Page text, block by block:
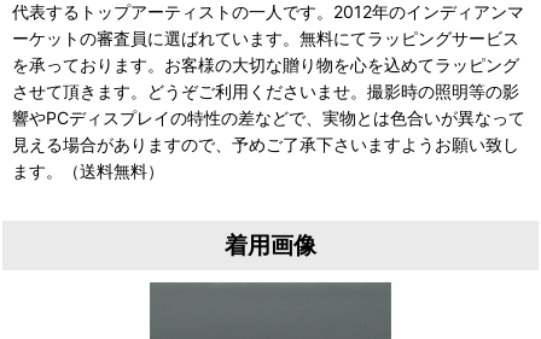
代表するトップアーティストの一人です。2012年のインディアンマ
ーケットの審査員に選ばれています。無料にてラッピングサービス
を承っております。お客様の大切な贈り物を心を込めてラッピング
させて頂きます。どうぞご利用くださいませ。撮影時の照明等の影
響やPCディスプレイの特性の差などで、実物とは色合いが異なって
見える場合がありますので、予めご了承下さいますようお願い致し
ます。（送料無料）
着用画像